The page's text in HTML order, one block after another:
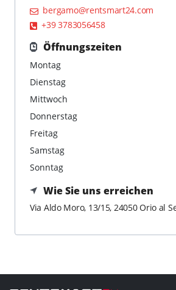
bergamo@rentsmart24.com
+39 3783056458
Öffnungszeiten
Montag
Dienstag
Mittwoch
Donnerstag
Freitag
Samstag
Sonntag
Wie Sie uns erreichen
Via Aldo Moro, 13/15, 24050 Orio al